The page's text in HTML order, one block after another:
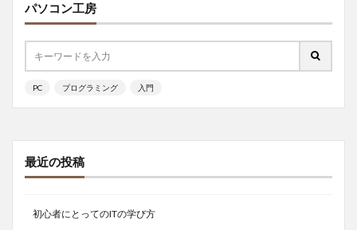
パソコン工房
PC プログラミング 入門
最近の投稿
初心者にとってのITの学び方